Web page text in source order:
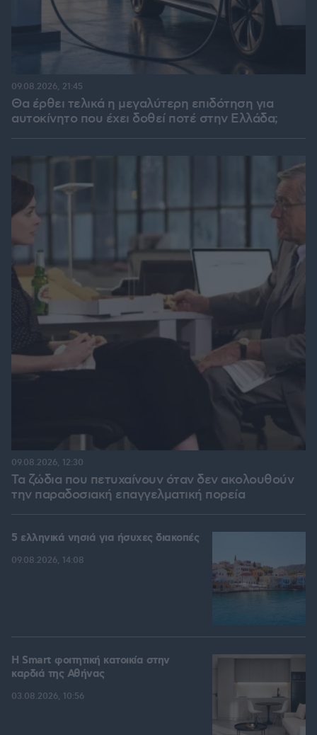
Θα έρθει τελικά η μεγαλύτερη επιδότηση για
αυτοκίνητο που έχει δοθεί ποτέ στην Ελλάδα;
09.08.2026, 21:45
Τα ζώδια που πετυχαίνουν όταν δεν ακολουθούν
την παραδοσιακή επαγγελματική πορεία
09.08.2026, 12:30
5 ελληνικά νησιά για ήσυχες διακοπές
09.08.2026, 14:08
Η Smart φοιτητική κατοικία στην
καρδιά της Αθήνας
03.08.2026, 10:56